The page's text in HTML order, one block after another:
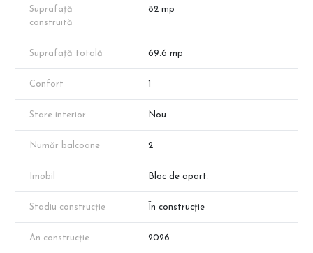
0% Comision: Achiziție directă de la dezvoltator.
Siguranță: Ansamblu cu acces privat, barieră și sistem de
lumină naturală maximă.
Vizitează site-ul CleverImobiliare.ro și descoperă oferta completă
măsurătorilor cadastrale.
Programează o vizionare chiar astăzi cu reprezentantul direct al
Suprafață
construită
82 mp
Suprafață totală 69.6 mp
Confort 1
Stare interior Nou
Număr balcoane 2
Imobil Bloc de apart.
Stadiu construcție În construcție
An construcție 2026